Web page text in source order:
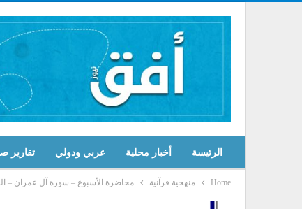
الرئيسة أخبار محلية عربي ودولي تقارير
Home منهجية قرآنية محاضرة الأسبوع – سورة آل عمران –